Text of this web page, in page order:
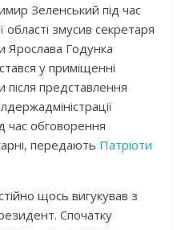
Зеленський під час
області змусив секретаря
Ярослава Годунка
у приміщенні
після представлення
час обговорення
передають Патріоти
щось вигукував з
Спочатку